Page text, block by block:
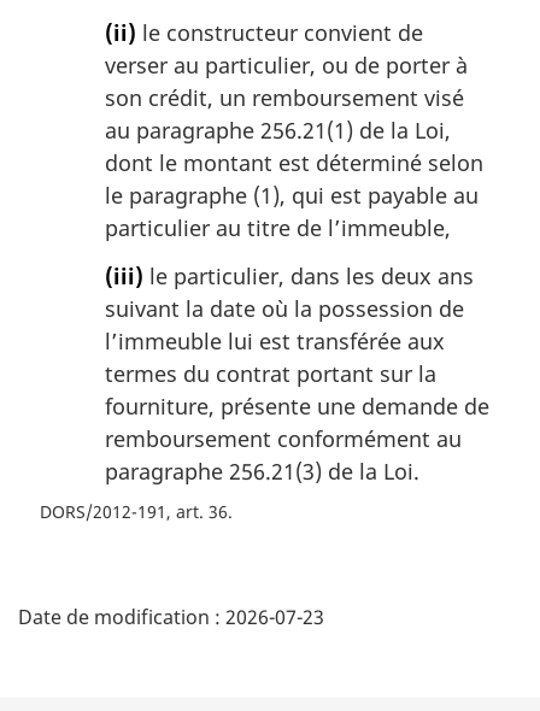
(ii) le constructeur convient de
verser au particulier, ou de porter à
son crédit, un remboursement visé
au paragraphe 256.21(1) de la Loi,
dont le montant est déterminé selon
le paragraphe (1), qui est payable au
particulier au titre de l’immeuble,
(iii) le particulier, dans les deux ans
suivant la date où la possession de
l’immeuble lui est transférée aux
termes du contrat portant sur la
fourniture, présente une demande de
remboursement conformément au
paragraphe 256.21(3) de la Loi.
DORS/2012-191, art. 36
é
Date de modification : 2026-07-23